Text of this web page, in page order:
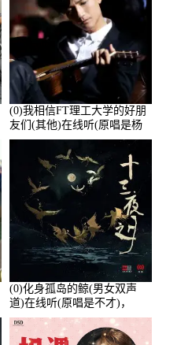
(0)我相信FT理工大学的好朋
友们(其他)在线听(原唱是杨
培安)，老乔演唱点播:23714
(0)化身孤岛的鲸(男女双声
道)在线听(原唱是不才)，
HGBai演唱点播:19428次